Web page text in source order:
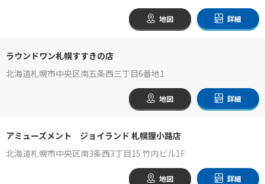
地図 詳細
ラウンドワン札幌すすきの店
北海道札幌市中央区南五条西三丁目6番地1
地図 詳細
アミューズメント ジョイランド 札幌狸小路店
北海道札幌市中央区南3条西3丁目15 竹内ビル1F
地図 詳細